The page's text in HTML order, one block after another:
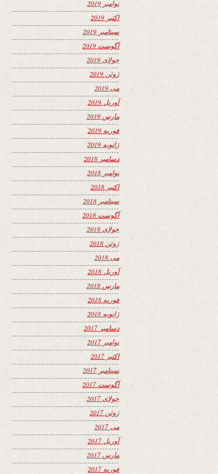
نوامبر 2019
اکتبر 2019
سپتامبر 2019
آگوست 2019
جولای 2019
ژوئن 2019
می 2019
آوریل 2019
مارس 2019
فوریه 2019
ژانویه 2019
دسامبر 2018
نوامبر 2018
اکتبر 2018
سپتامبر 2018
آگوست 2018
جولای 2018
ژوئن 2018
می 2018
آوریل 2018
مارس 2018
فوریه 2018
ژانویه 2018
دسامبر 2017
نوامبر 2017
اکتبر 2017
سپتامبر 2017
آگوست 2017
جولای 2017
ژوئن 2017
می 2017
آوریل 2017
مارس 2017
فوریه 2017